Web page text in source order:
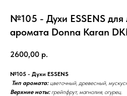
№105 - Духи ESSENS
аромата Donna Karan
2600,00 р.
№105 - Духи ESSENS
Тип аромата:цветочный, древесный,
Верхние ноты:грейпфрут, магнолия, огурец.